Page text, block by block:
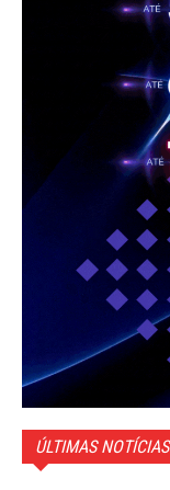
ÚLTIMAS NOTÍCIAS